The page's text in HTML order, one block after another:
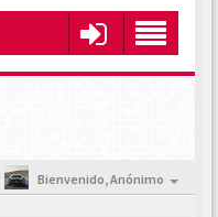
Bienvenido,Anónimo